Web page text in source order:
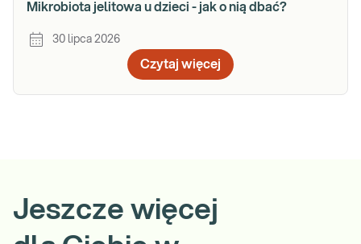
Mikrobiota jelitowa u dzieci - jak o nią dbać?
30 lipca 2026
Czytaj więcej
Jeszcze więcej